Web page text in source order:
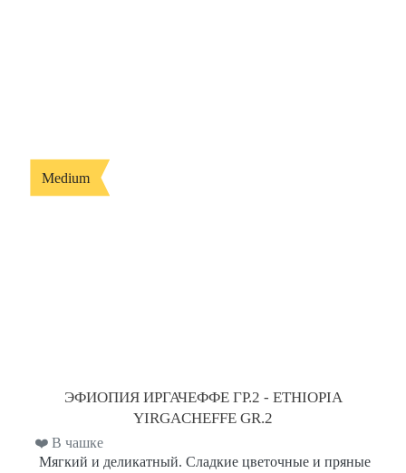
Medium
ЭФИОПИЯ ИРГАЧЕФФЕ ГР.2 - ETHIOPIA
YIRGACHEFFE GR.2
❤️ В чашке
Мягкий и деликатный. Сладкие цветочные и пряные